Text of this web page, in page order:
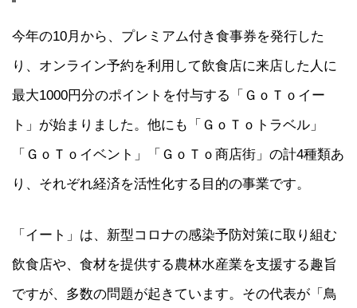
今年の10月から、プレミアム付き食事券を発行した
り、オンライン予約を利用して飲食店に来店した人に
最大1000円分のポイントを付与する「ＧｏＴｏイー
ト」が始まりました。他にも「ＧｏＴｏトラベル」
「ＧｏＴｏイベント」「ＧｏＴｏ商店街」の計4種類あ
り、それぞれ経済を活性化する目的の事業です。
「イート」は、新型コロナの感染予防対策に取り組む
飲食店や、食材を提供する農林水産業を支援する趣旨
ですが、多数の問題が起きています。その代表が「鳥